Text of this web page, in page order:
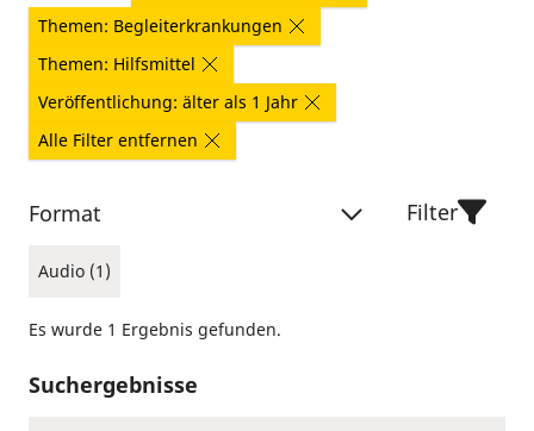
Themen: Begleiterkrankungen
Themen: Hilfsmittel
Veröffentlichung: älter als 1 Jahr
Alle Filter entfernen
Format
Audio (1)
Filter
Es wurde 1 Ergebnis gefunden.
Suchergebnisse